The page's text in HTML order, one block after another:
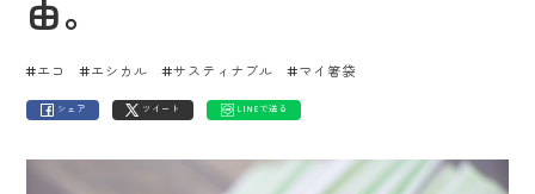
由。
#エコ #エシカル #サスティナブル #マイ箸袋
シェア ツイート LINEで送る